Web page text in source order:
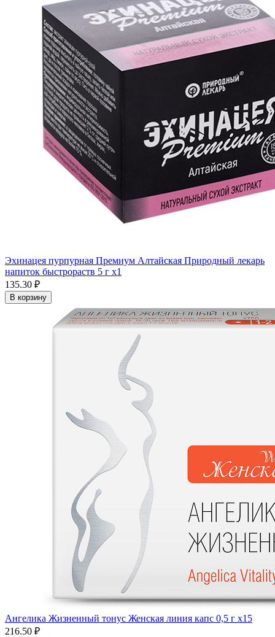
Эхинацея пурпурная Премиум Алтайская Природный лекарь
напиток быстрораств 5 г x1
135.30 ₽
В корзину
Ангелика Жизненный тонус Женская линия капс 0,5 г x15
216.50 ₽